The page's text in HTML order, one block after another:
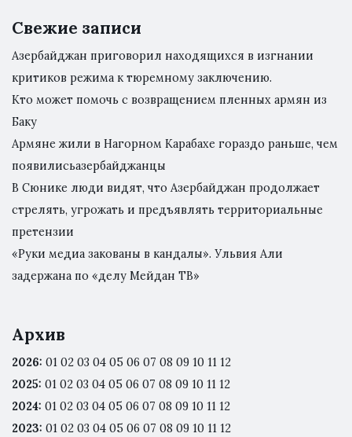
Свежие записи
Азербайджан приговорил находящихся в изгнании
критиков режима к тюремному заключению.
Кто может помочь с возвращением пленных армян из
Баку
Армяне жили в Нагорном Карабахе гораздо раньше, чем
появилисьазербайджанцы
В Сюнике люди видят, что Азербайджан продолжает
стрелять, угрожать и предъявлять территориальные
претензии
«Руки медиа закованы в кандалы». Ульвия Али
задержана по «делу Мейдан ТВ»
Архив
2026: 01 02 03 04 05 06 07 08 09 10 11 12
2025: 01 02 03 04 05 06 07 08 09 10 11 12
2024: 01 02 03 04 05 06 07 08 09 10 11 12
2023: 01 02 03 04 05 06 07 08 09 10 11 12